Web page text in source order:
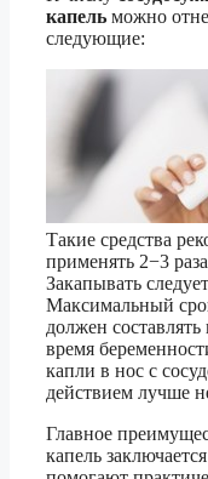
капель можно
следующие:
Такие средства
применять 2−3
Закапывать
Максимальный
должен
время
капли в нос с
действием лучше
Главное
капель